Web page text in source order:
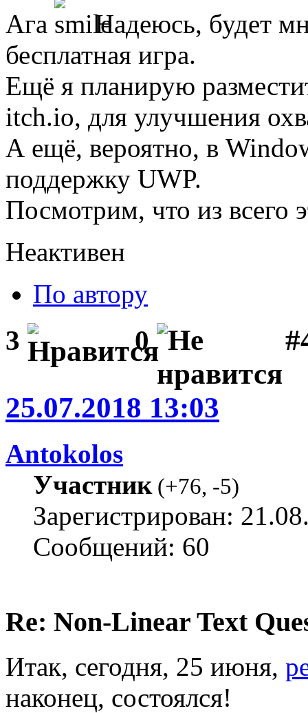
Ага
Надеюсь, будет
бесплатная игра.
Ещё я планирую
itch.io, для улучшения
А ещё, вероятно, в
поддержку UWP.
Посмотрим, что из всего
Неактивен
По автору
3 0
25.07.2018 13:03
Antokolos
Участник(+76, -5)
Зарегистрирован:
Сообщений: 60
Re: Non-Linear Text
Итак, сегодня, 25 июня,
наконец, состоялся!